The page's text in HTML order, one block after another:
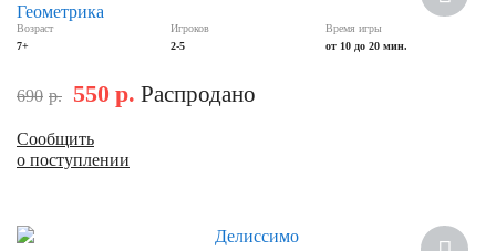
Геометрика
Возраст
7+
Игроков
2-5
Время игры
от 10 до 20 мин.
690 р. 550 р. Распродано
Сообщить
о поступлении